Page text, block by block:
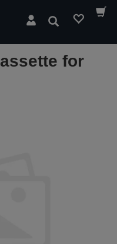
Hledat
for